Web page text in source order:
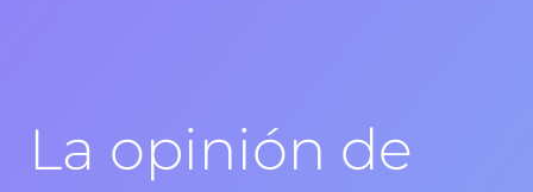
La opinión de